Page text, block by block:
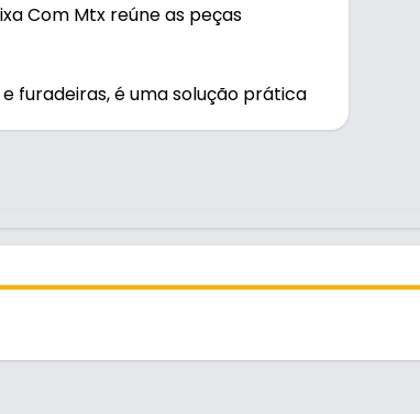
Com Mtx reúne as peças
furadeiras, é uma solução prática